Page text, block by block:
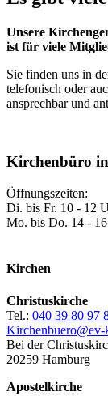
Unsere
ist für viele
Sie finden uns in
telefonisch oder
ansprechbar und
Kirchenbüro
Öffnungszeiten:
Di. bis Fr. 10 - 12
Mo. bis Do. 14 -
Kirchen
Christuskirche
Tel.: 040 39 80 97
Kirchenbuero@ev-
Bei der
20259 Hamburg
Apostelkirche